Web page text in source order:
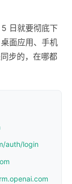
日就要彻底下
面应用、手机
步的，在哪都
auth/login